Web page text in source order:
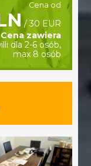
Cena od
/ 30 EUR
Cena zawiera
dla 2-6 osób,
max 8 osób